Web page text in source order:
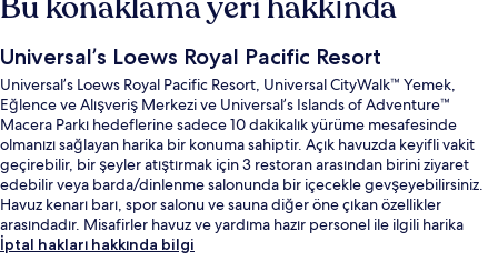
Universal’s Loews Royal Pacific Resort
Universal’s Loews Royal Pacific Resort, Universal CityWalk™ Yemek,
Eğlence ve Alışveriş Merkezi ve Universal’s Islands of Adventure™
Macera Parkı hedeflerine sadece 10 dakikalık yürüme mesafesinde
olmanızı sağlayan harika bir konuma sahiptir. Açık havuzda keyifli vakit
geçirebilir, bir şeyler atıştırmak için 3 restoran arasından birini ziyaret
edebilir veya barda/dinlenme salonunda bir içecekle gevşeyebilirsiniz.
Havuz kenarı barı, spor salonu ve sauna diğer öne çıkan özellikler
arasındadır. Misafirler havuz ve yardıma hazır personel ile ilgili harika
yorumlarda bulunuyor.
İptal hakları hakkında bilgi